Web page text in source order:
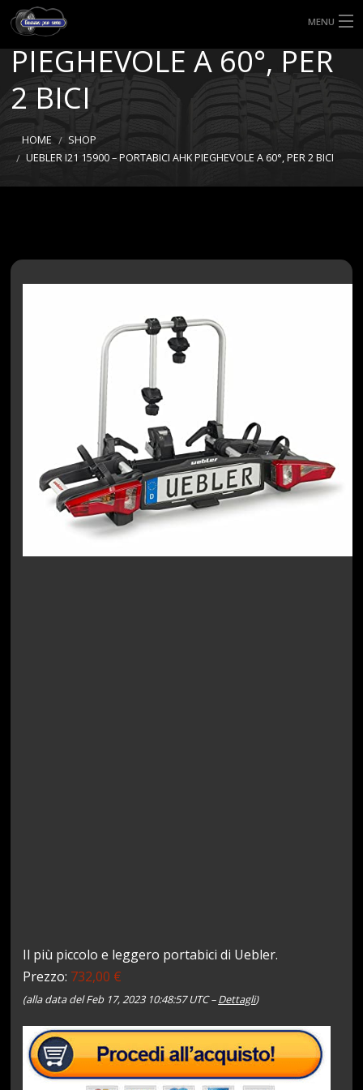
MENU
HOME
TIPI DI GOMME
MISURE GOMME
PORTABICI AHK
PIEGHEVOLE A 60°, PER
2 BICI
HOME
SHOP
UEBLER I21 15900 – PORTABICI AHK PIEGHEVOLE A 60°, PER 2 BICI
Il più piccolo e leggero portabici di Uebler.
Prezzo: 732,00 €
(alla data del Feb 17, 2023 10:48:57 UTC –Dettagli)